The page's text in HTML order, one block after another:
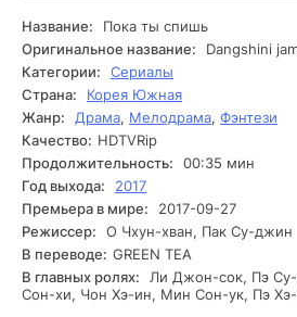
событие запускает цепь
притворяться, что они
усложняется, и Люси оказывается
Джека. Она знакомится с его
родственниками, каждый из которых
невестой. Постепенно Люси
искренние чувства к Джеку, но ей
правду. Иногда Люси и Джек
вместе, и она сталкивается с
страхом, что её обман может
результате этого возникают
моменты, и вскоре Люси понимает,
может привести к
Напряжение нарастает, и иногда
Название:
Пока ты спишь
Оригинальное название:
Dangshini
Категории:
Сериалы
Страна:
Корея Южная
Жанр:
Драма, Мелодрама, Фэнтези
Качество: HDTVRip
Продолжительность:
00:35 мин
Год выхода:
2017
Премьера в мире:
2017-09-27
Режиссер:
О Чхун-хван, Пак Су-джин
В переводе: GREEN TEA
В главных ролях:
Ли Джон-сок, Пэ
Сон-хи, Чон Хэ-ин, Мин Сон-ук, Пэ